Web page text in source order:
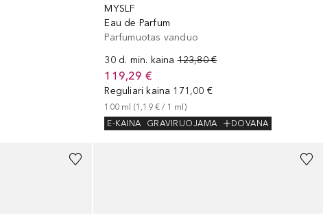
MYSLF
Eau de Parfum
Parfumuotas vanduo
30 d. min. kaina 123,80 €
119,29 €
Reguliari kaina 171,00 €
100 ml (1,19 € / 1 ml)
E-KAINA
GRAVIRUOJAMA DOVANA